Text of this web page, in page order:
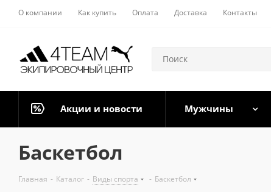
О компании Как купить Оплата Доставка Контакты
Акции и новости Мужчины
Баскетбол
Главная - Каталог - Виды спорта - Баскетбол